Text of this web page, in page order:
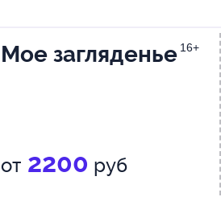
Мое загляденье 16+
от 2200 руб